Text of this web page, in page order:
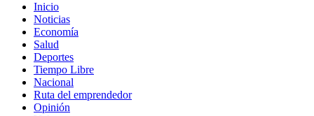
Inicio
Noticias
Economía
Salud
Deportes
Tiempo Libre
Nacional
Ruta del emprendedor
Opinión